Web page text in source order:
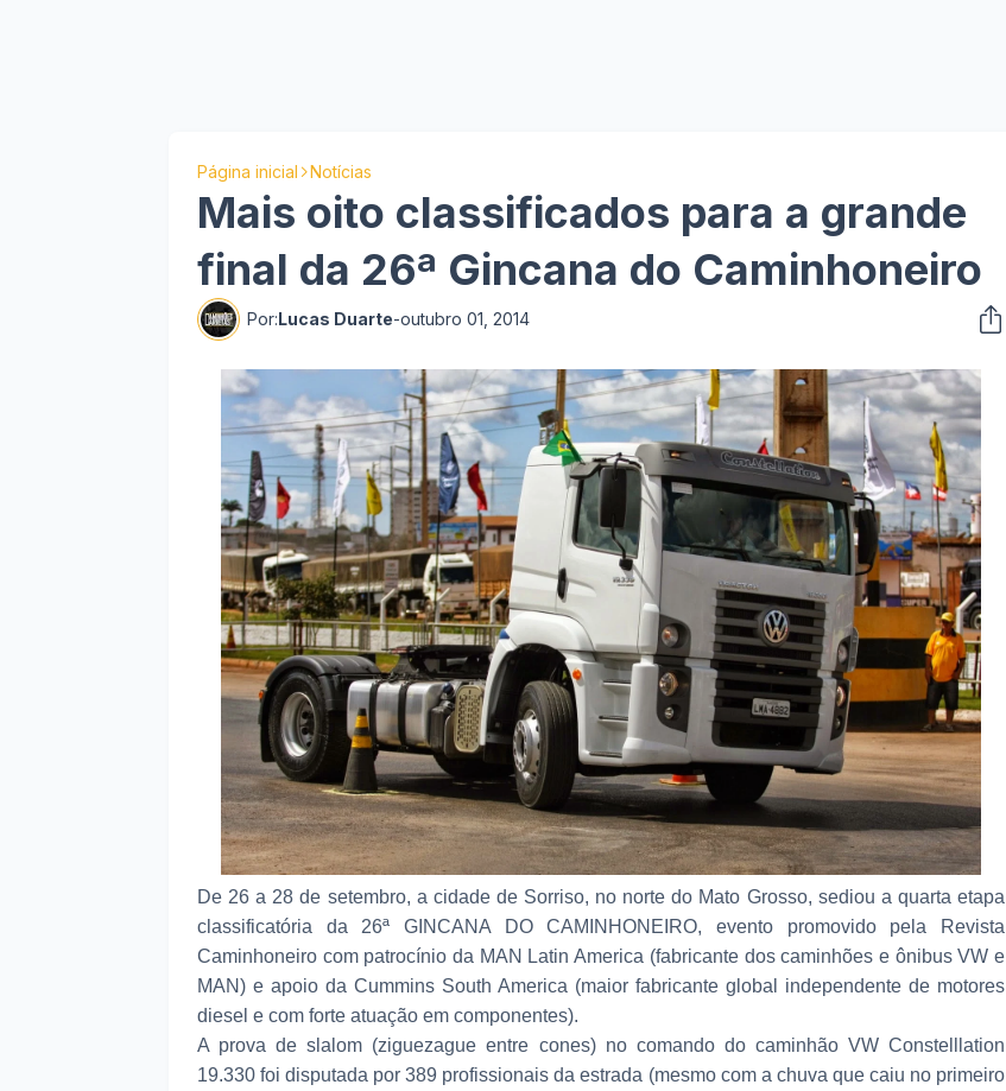
Página inicial Notícias
Mais oito classificados para a grande
final da 26ª Gincana do Caminhoneiro
Por:Lucas Duarte-outubro 01, 2014
De 26 a 28 de setembro, a cidade de Sorriso, no norte do Mato Grosso, sediou a quarta etapa
classificatória da 26ª GINCANA DO CAMINHONEIRO, evento promovido pela Revista
Caminhoneiro com patrocínio da MAN Latin America (fabricante dos caminhões e ônibus VW e
MAN) e apoio da Cummins South America (maior fabricante global independente de motores
diesel e com forte atuação em componentes).
A prova de slalom (ziguezague entre cones) no comando do caminhão VW Constelllation
19.330 foi disputada por 389 profissionais da estrada (mesmo com a chuva que caiu no primeiro